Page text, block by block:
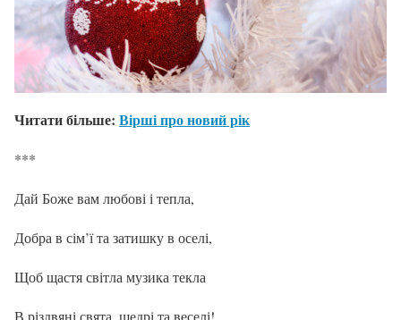
Читати більше: Вірші про новий рік
***
Дай Боже вам любові і тепла,
Добра в сім’ї та затишку в оселі,
Щоб щастя світла музика текла
В різдвяні свята, щедрі та веселі!